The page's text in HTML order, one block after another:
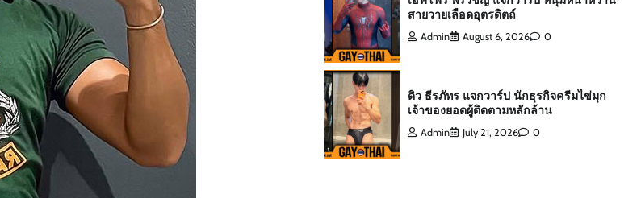
ดิว ธีรภัทร แจกวาร์ป นักธุรกิจครีมไข่มุก
เจ้าของยอดผู้ติดตามหลักล้าน
July 21, 2026
สกาย พิเชษฐ์ แจกวาร์ป Top 10 Mister
International Thailand 2025